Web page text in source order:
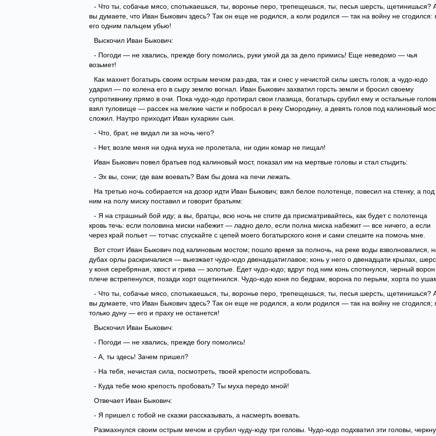
- Что ты, собачье мясо, спотыкаешься, ты, воронье перо, трепещешься, ты, песья шерсть, щетинишься?
вы думаете, что Иван Быкович здесь? Так он еще не родился, а коли родился — так на войну не сгодился:
его одним пальцем убью!
Выскочил Иван Быкович:
- Погоди — не хвались, прежде богу помолись, руки умой да за дело примись! Еще неведомо — чья
возьмет!
Как махнет богатырь своим острым мечом раз-два, так и снес у нечистой силы шесть голов; а чудо-юдо
ударил — по колена его в сыру землю вогнал. Иван Быкович захватил горсть земли и бросил своему
супротивнику прямо в очи. Пока чудо-юдо протирал свои глазища, богатырь срубил ему и остальные
взял туловище — рассек на мелкие части и побросал в реку Смородину, а девять голов под калиновый
сложил. Наутро приходит Иван кухаркин сын.
- Что, брат, не видал ли за ночь чего?
- Нет, возле меня ни одна муха не пролетала, ни один комар не пищал!
Иван Быкович повел братьев под калиновый мост, показал им на мертвые головы и стал стыдить:
- Эх вы, сони; где вам воевать? Вам бы дома на печи лежать.
На третью ночь собирается на дозор идти Иван Быкович; взял белое полотенце, повесил на стенку, а под
ним на полу миску поставил и говорит братьям:
- Я на страшный бой иду; а вы, братцы, всю ночь не спите да присматривайтесь, как будет с полотенца
кровь течь: если половина миски набежит — ладно дело, если полна миска набежит — все ничего, а если
через край польет — тотчас спускайте с цепей моего богатырского коня и сами спешите на помочь мне.
Вот стоит Иван Быкович под калиновым мостом; пошло время за полночь, на реке воды взволновалися,
дубах орлы раскричалися — выезжает чудо-юдо двенадцатиглавое; конь у него о двенадцати крылах,
у коня серебряная, хвост и грива — золотые. Едет чудо-юдо; вдруг под ним конь споткнулся, черный
плече встрепенулся, позади хорт ощетинился. Чудо-юдо коня по бедрам, ворона по перьям, хорта по
- Что ты, собачье мясо, спотыкаешься, ты, воронье перо, трепещешься, ты, песья шерсть, щетинишься?
вы думаете, что Иван Быкович здесь? Так он еще не родился, а коли родился — так на войну не сгодился;
только дуну — его и праху не останется!
Выскочил Иван Быкович:
- Погоди — не хвались, прежде богу помолись!
- А, ты здесь! Зачем пришел?
- На тебя, нечистая сила, посмотреть, твоей крепости испробовать.
- Куда тебе мою крепость пробовать? Ты муха передо мной!
Отвечает Иван Быкович:
- Я пришел с тобой не сказки рассказывать, а насмерть воевать.
Размахнулся своим острым мечом и срубил чуду-юду три головы. Чудо-юдо подхватил эти головы,